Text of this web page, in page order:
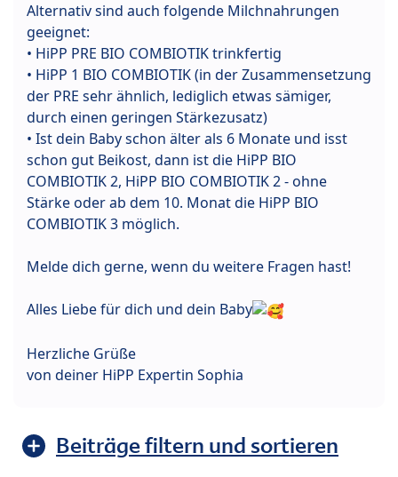
Alternativ sind auch folgende Milchnahrungen
geeignet:
• HiPP PRE BIO COMBIOTIK trinkfertig
• HiPP 1 BIO COMBIOTIK (in der Zusammensetzung
der PRE sehr ähnlich, lediglich etwas sämiger,
durch einen geringen Stärkezusatz)
• Ist dein Baby schon älter als 6 Monate und isst
schon gut Beikost, dann ist die HiPP BIO
COMBIOTIK 2, HiPP BIO COMBIOTIK 2 - ohne
Stärke oder ab dem 10. Monat die HiPP BIO
COMBIOTIK 3 möglich.
Melde dich gerne, wenn du weitere Fragen hast!
Alles Liebe für dich und dein Baby
Herzliche Grüße
von deiner HiPP Expertin Sophia
Beiträge filtern und sortieren